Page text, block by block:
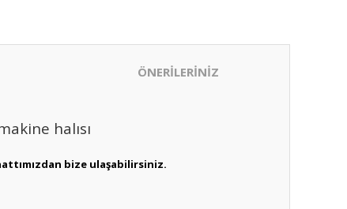
ÖNERİLERİNİZ
halısı
bize ulaşabilirsiniz.